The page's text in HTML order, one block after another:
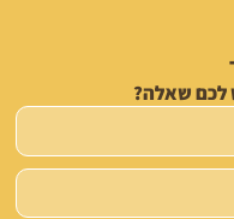
לכם שאלה?